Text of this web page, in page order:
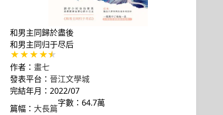
和男主同歸於盡後
和男主同归于尽后
作者： 畫七
發表平台： 晉江文學城
完結年月：2022/07
篇幅： 大長篇
字數：64.7萬